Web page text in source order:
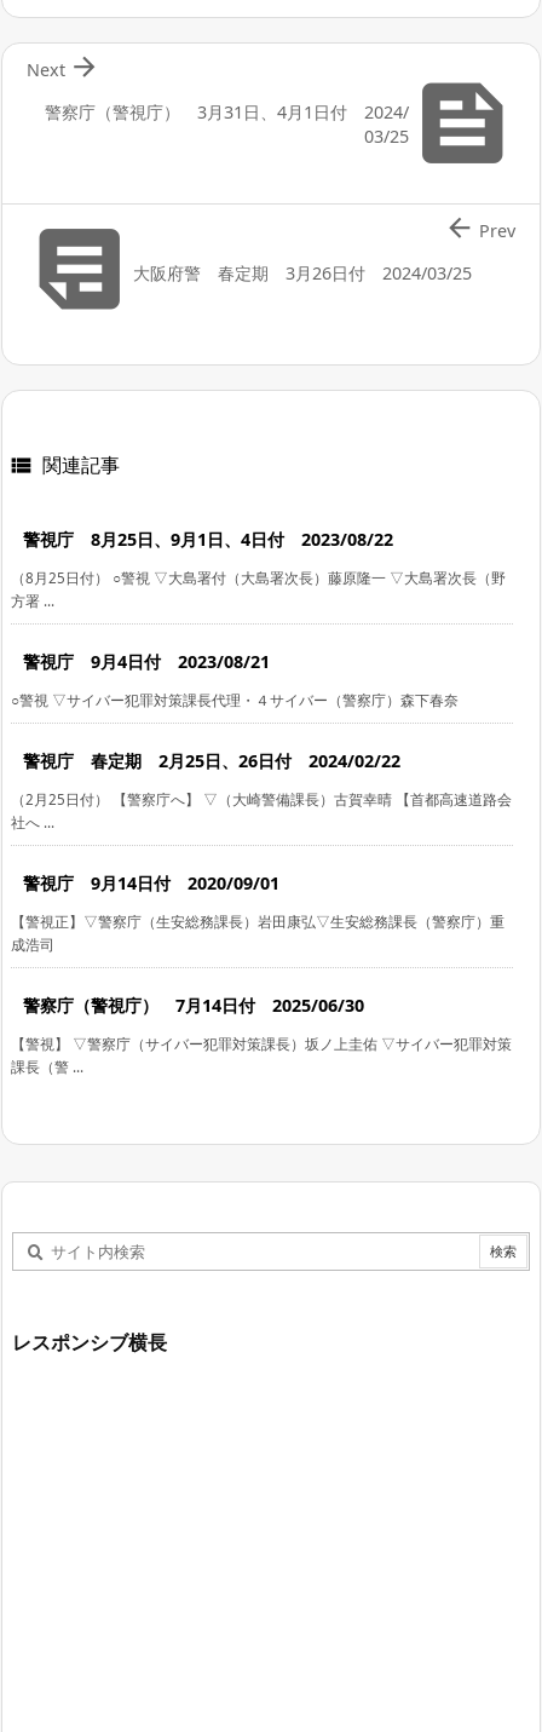

警察庁（警視庁） 3月31日、4月1日付 2024/
03/25

Next
 大阪府警 春定期 3月26日付 2024/03/25
 Prev
 関連記事
警視庁 8月25日、9月1日、4日付 2023/08/22
（8月25日付） ○警視 ▽大島署付（大島署次長）藤原隆一 ▽大島署次長（野
方署 ...
警視庁 9月4日付 2023/08/21
○警視 ▽サイバー犯罪対策課長代理・４サイバー（警察庁）森下春奈
警視庁 春定期 2月25日、26日付 2024/02/22
（2月25日付） 【警察庁へ】 ▽（大崎警備課長）古賀幸晴 【首都高速道路会
社へ ...
警視庁 9月14日付 2020/09/01
【警視正】▽警察庁（生安総務課長）岩田康弘▽生安総務課長（警察庁）重
成浩司
警察庁（警視庁） 7月14日付 2025/06/30
【警視】 ▽警察庁（サイバー犯罪対策課長）坂ノ上圭佑 ▽サイバー犯罪対策
課長（警 ...
レスポンシブ横長